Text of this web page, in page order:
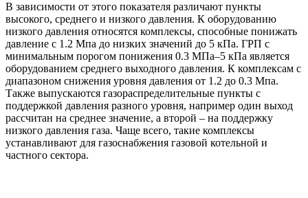
В зависимости от этого показателя различают пункты
высокого, среднего и низкого давления. К оборудованию
низкого давления относятся комплексы, способные понижать
давление с 1.2 Мпа до низких значений до 5 кПа. ГРП с
минимальным порогом понижения 0.3 МПа–5 кПа является
оборудованием среднего выходного давления. К комплексам с
диапазоном снижения уровня давления от 1.2 до 0.3 Мпа.
Также выпускаются газораспределительные пункты с
поддержкой давления разного уровня, например один выход
рассчитан на среднее значение, а второй – на поддержку
низкого давления газа. Чаще всего, такие комплексы
устанавливают для газоснабжения газовой котельной и
частного сектора.